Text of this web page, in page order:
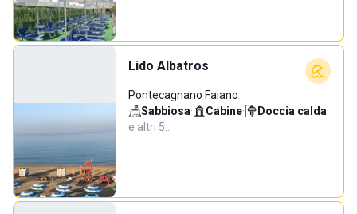
Lido Albatros
Pontecagnano Faiano
Sabbiosa· Cabine· Doccia calda·
e altri 5…